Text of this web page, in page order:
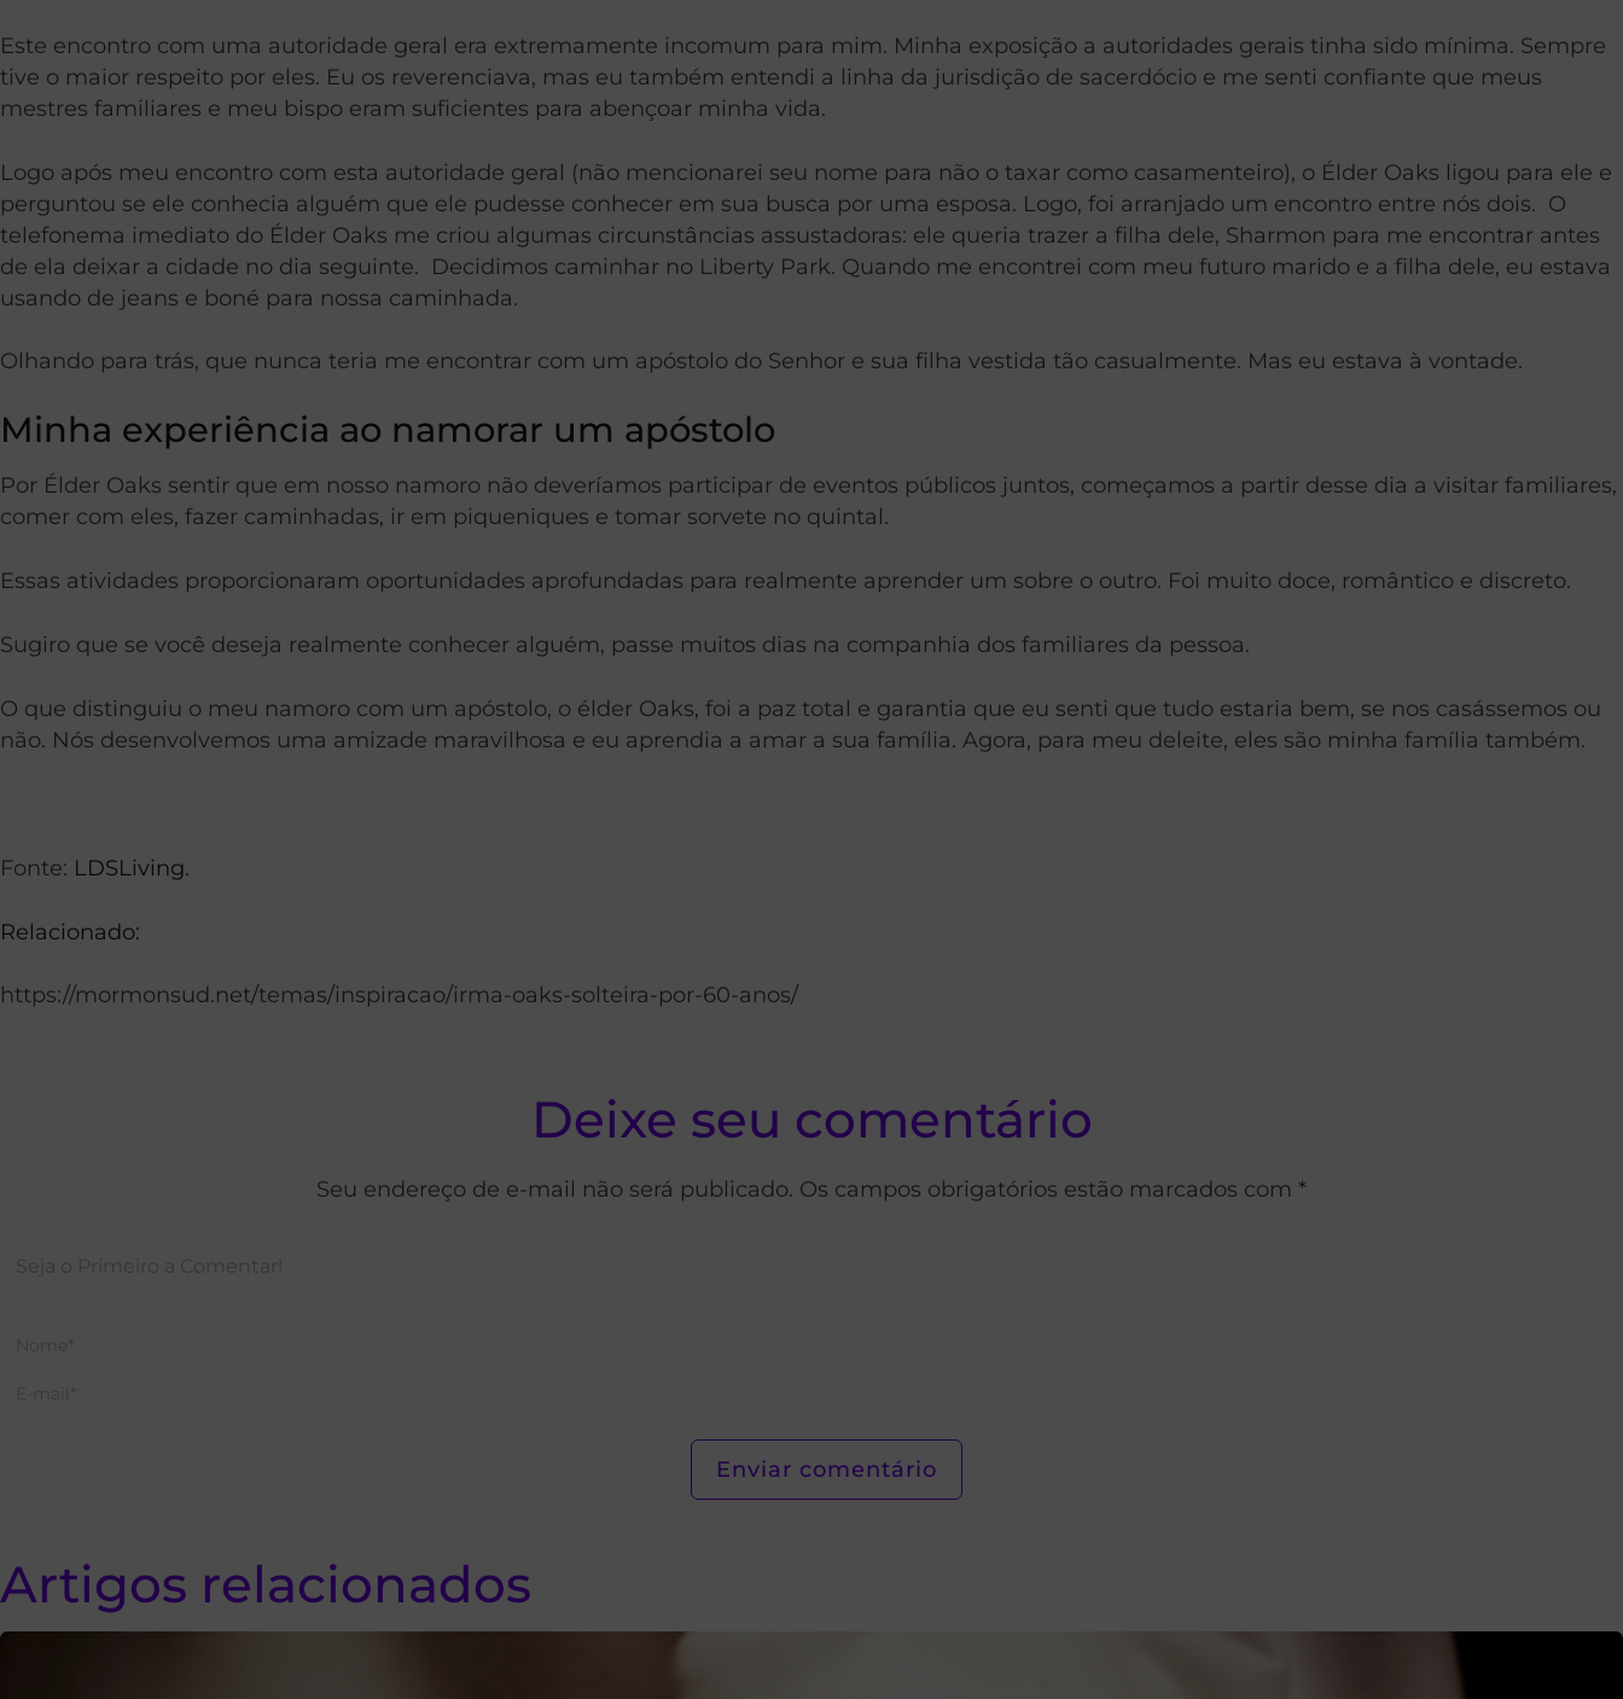
Este encontro com uma autoridade geral era extremamente incomum para mim. Minha exposição a autoridades gerais tinha sido mínima. Sempre
tive o maior respeito por eles. Eu os reverenciava, mas eu também entendi a linha da jurisdição de sacerdócio e me senti confiante que meus
mestres familiares e meu bispo eram suficientes para abençoar minha vida.
Logo após meu encontro com esta autoridade geral (não mencionarei seu nome para não o taxar como casamenteiro), o Élder Oaks ligou para ele e
perguntou se ele conhecia alguém que ele pudesse conhecer em sua busca por uma esposa. Logo, foi arranjado um encontro entre nós dois. O
telefonema imediato do Élder Oaks me criou algumas circunstâncias assustadoras: ele queria trazer a filha dele, Sharmon para me encontrar antes
de ela deixar a cidade no dia seguinte. Decidimos caminhar no Liberty Park. Quando me encontrei com meu futuro marido e a filha dele, eu estava
usando de jeans e boné para nossa caminhada.
Olhando para trás, que nunca teria me encontrar com um apóstolo do Senhor e sua filha vestida tão casualmente. Mas eu estava à vontade.
Minha experiência ao namorar um apóstolo
Por Élder Oaks sentir que em nosso namoro não deveríamos participar de eventos públicos juntos, começamos a partir desse dia a visitar familiares,
comer com eles, fazer caminhadas, ir em piqueniques e tomar sorvete no quintal.
Essas atividades proporcionaram oportunidades aprofundadas para realmente aprender um sobre o outro. Foi muito doce, romântico e discreto.
Sugiro que se você deseja realmente conhecer alguém, passe muitos dias na companhia dos familiares da pessoa.
O que distinguiu o meu namoro com um apóstolo, o élder Oaks, foi a paz total e garantia que eu senti que tudo estaria bem, se nos casássemos ou
não. Nós desenvolvemos uma amizade maravilhosa e eu aprendia a amar a sua família. Agora, para meu deleite, eles são minha família também.
Fonte: LDSLiving.
Relacionado:
https://mormonsud.net/temas/inspiracao/irma-oaks-solteira-por-60-anos/
Deixe seu comentário
Seu endereço de e-mail não será publicado. Os campos obrigatórios estão marcados com *
Artigos relacionados